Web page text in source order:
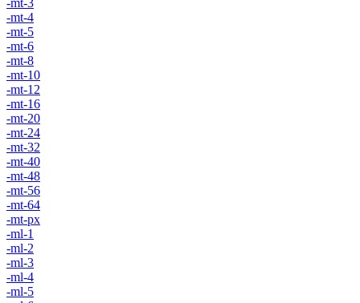
-mt-4
-mt-5
-mt-6
-mt-8
-mt-10
-mt-12
-mt-16
-mt-20
-mt-24
-mt-32
-mt-40
-mt-48
-mt-56
-mt-64
-mt-px
-ml-1
-ml-2
-ml-3
-ml-4
-ml-5